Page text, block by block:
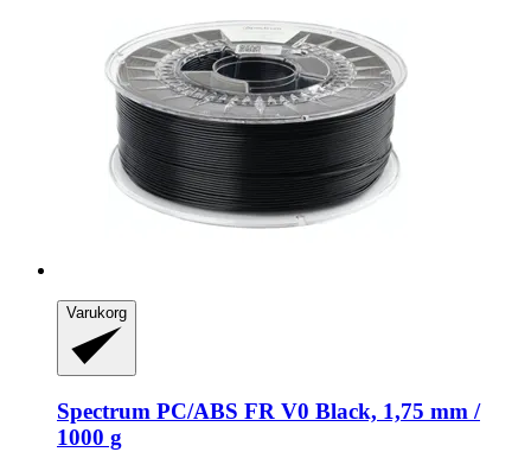
Varukorg
Spectrum PC/ABS FR V0 Black, 1,75 mm /
1000 g